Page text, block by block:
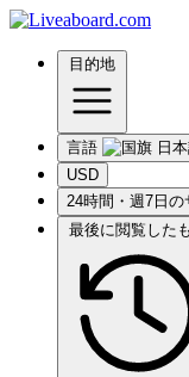
目的地
言語
USD
24時間・週7日の
最後に閲覧した